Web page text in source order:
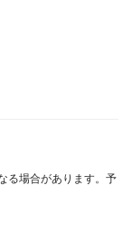
る場合があります。予